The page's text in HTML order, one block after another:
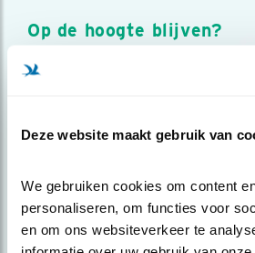
Deze website maakt gebruik van
We gebruiken cookies om content
personaliseren, om functies voor
en om ons websiteverkeer te
Op de hoogte blijven?
Meld je aan en ontvang nieuws,
over vogels en activiteiten van